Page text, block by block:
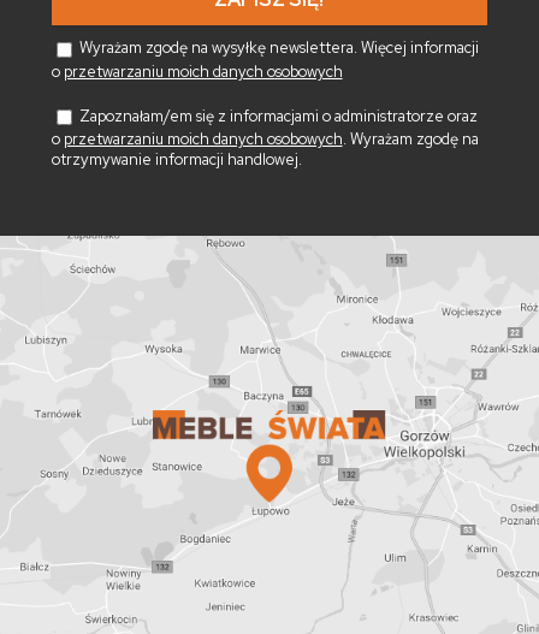
Wyrażam zgodę na wysyłkę newslettera. Więcej informacji
o przetwarzaniu moich danych osobowych
Zapoznałam/em się z informacjami o administratorze oraz
o przetwarzaniu moich danych osobowych. Wyrażam zgodę na
otrzymywanie informacji handlowej.